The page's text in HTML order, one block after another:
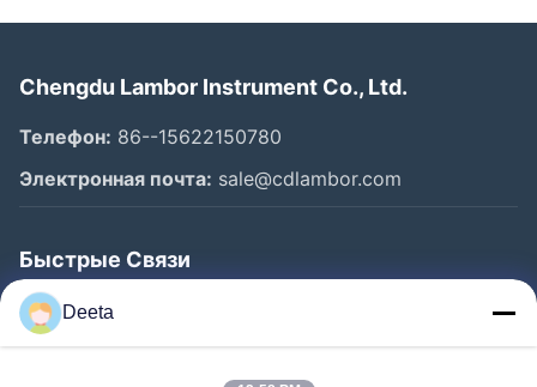
Chengdu Lambor Instrument Co., Ltd.
Телефон: 86--15622150780
Электронная почта: sale@cdlambor.com
Быстрые Связи
Главная Страница
Продукция
Deeta